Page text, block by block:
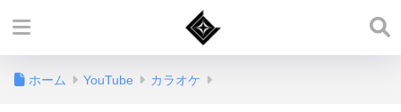
ホーム YouTube カラオケ